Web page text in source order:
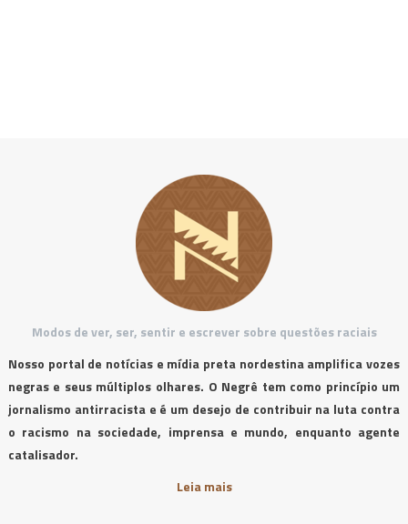
Modos de ver, ser, sentir e escrever sobre questões raciais
Nosso portal de notícias e mídia preta nordestina amplifica vozes
negras e seus múltiplos olhares. O Negrê tem como princípio um
jornalismo antirracista e é um desejo de contribuir na luta contra
o racismo na sociedade, imprensa e mundo, enquanto agente
catalisador.
Leia mais